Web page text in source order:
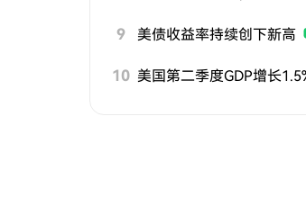
9 美债收益率持续创下新高
10 美国第二季度GDP增长